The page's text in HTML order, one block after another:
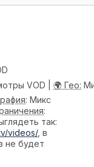
VOD | 🌍 Гео:
: Микс
:
так:
videos/, в
не будет